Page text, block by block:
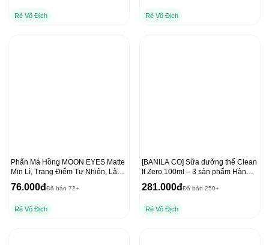
Rẻ Vô Địch Rẻ Vô Địch
Phấn Má Hồng MOON EYES Matte
Mịn Lì, Trang Điểm Tự Nhiên, Lâu
Trôi 6,5g
76.000đĐã bán 72+
Rẻ Vô Địch
[BANILA CO] Sữa dưỡng thể Clean
It Zero 100ml – 3 sản phẩm Hàn
Quốc hàng đầu
281.000đĐã bán 250+
Rẻ Vô Địch